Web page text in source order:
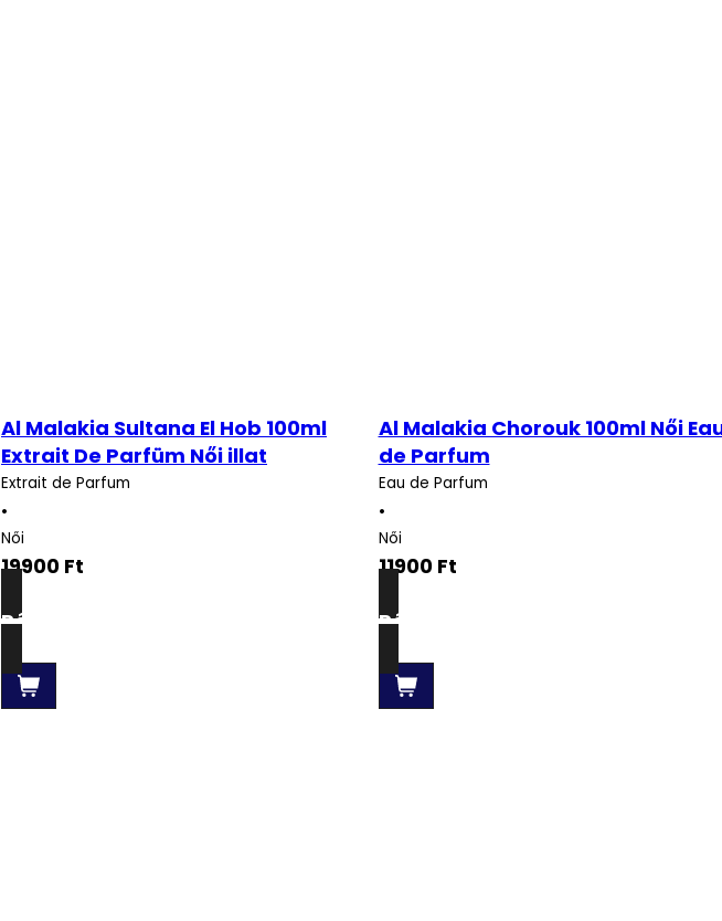
Al Malakia Sultana El Hob 100ml
Extrait De Parfüm Női illat
Extrait de Parfum
•
Női
19900 Ft
Részletek
Al Malakia Chorouk 100ml Női
de Parfum
Eau de Parfum
•
Női
11900 Ft
Részletek